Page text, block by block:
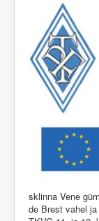
sklinna Vene
de Brest vahel